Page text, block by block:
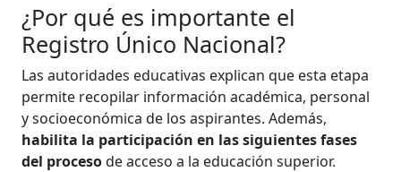
¿Por qué es importante el
Registro Único Nacional?
Las autoridades educativas explican que esta etapa
permite recopilar información académica, personal
y socioeconómica de los aspirantes. Además,
habilita la participación en las siguientes fases
del procesode acceso a la educación superior.